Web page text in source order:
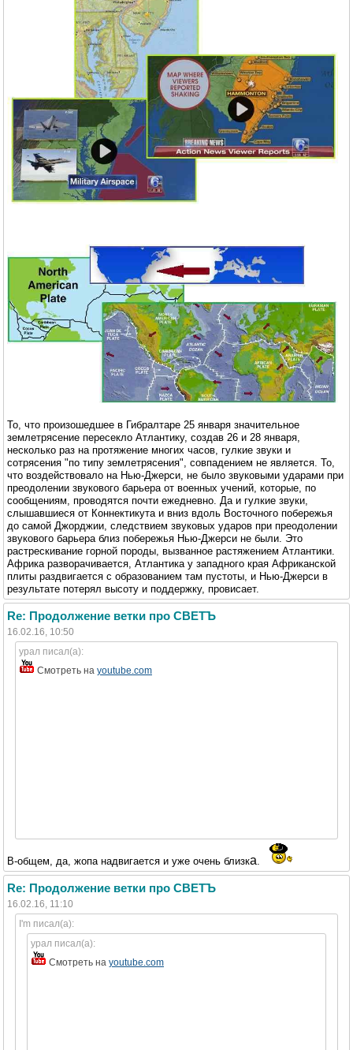
То, что произошедшее в Гибралтаре 25 января значительное
землетрясение пересекло Атлантику, создав 26 и 28 января,
несколько раз на протяжение многих часов, гулкие звуки и
сотрясения "по типу землетрясения", совпадением не является. То,
что воздействовало на Нью-Джерси, не было звуковыми ударами при
преодолении звукового барьера от военных учений, которые, по
сообщениям, проводятся почти ежедневно. Да и гулкие звуки,
слышавшиеся от Коннектикута и вниз вдоль Восточного побережья
до самой Джорджии, следствием звуковых ударов при преодолении
звукового барьера близ побережья Нью-Джерси не были. Это
растрескивание горной породы, вызванное растяжением Атлантики.
Африка разворачивается, Атлантика у западного края Африканской
плиты раздвигается с образованием там пустоты, и Нью-Джерси в
результате потерял высоту и поддержку, провисает.
Re: Продолжение ветки про СВЕТЪ
16.02.16, 10:50
урал писал(а):
Смотреть на youtube.com
В-общем, да, жопа надвигается и уже очень близка
Re: Продолжение ветки про СВЕТЪ
16.02.16, 11:10
I'm писал(а):
урал писал(а):
Смотреть на youtube.com